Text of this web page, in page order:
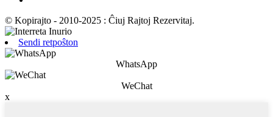
© Kopirajto - 2010-2025 : Ĉiuj Rajtoj Rezervitaj.
Sendi retpoŝton
WhatsApp
WeChat
x